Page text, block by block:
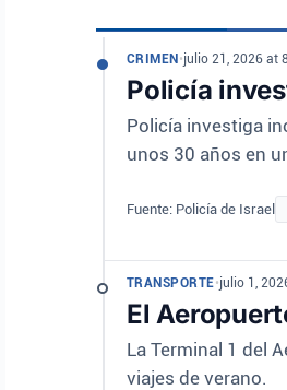
CRIMEN•julio 21, 2026 at
Policía
Policía investiga
unos 30 años en
Fuente: Policía de Israel
TRANSPORTE•julio 1,
El
La Terminal 1 del
viajes de verano.